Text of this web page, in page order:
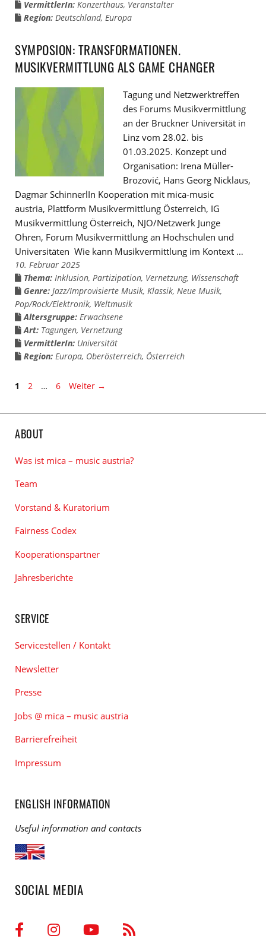
VermittlerIn: Konzerthaus, Veranstalter
Region: Deutschland, Europa
SYMPOSION: TRANSFORMATIONEN.
MUSIKVERMITTLUNG ALS GAME CHANGER
Tagung und Netzwerktreffen
des Forums Musikvermittlung
an der Bruckner Universität in
Linz vom 28.02. bis
01.03.2025. Konzept und
Organisation: Irena Müller-
Brozović, Hans Georg Nicklaus,
Dagmar SchinnerlIn Kooperation mit mica-music
austria, Plattform Musikvermittlung Österreich, IG
Musikvermittlung Österreich, NJO/Netzwerk Junge
Ohren, Forum Musikvermittlung an Hochschulen und
Universitäten Wie kann Musikvermittlung im Kontext …
10. Februar 2025
Thema: Inklusion, Partizipation, Vernetzung, Wissenschaft
Genre: Jazz/Improvisierte Musik, Klassik, Neue Musik,
Pop/Rock/Elektronik, Weltmusik
Altersgruppe: Erwachsene
Art: Tagungen, Vernetzung
VermittlerIn: Universität
Region: Europa, Oberösterreich, Österreich
Seite
1 Seite
2 … Seite
6 Weiter →
ABOUT
Was ist mica – music austria?
Team
Vorstand & Kuratorium
Fairness Codex
Kooperationspartner
Jahresberichte
SERVICE
Servicestellen / Kontakt
Newsletter
Presse
Jobs @ mica – music austria
Barrierefreiheit
Impressum
ENGLISH INFORMATION
Useful information and contacts
SOCIAL MEDIA